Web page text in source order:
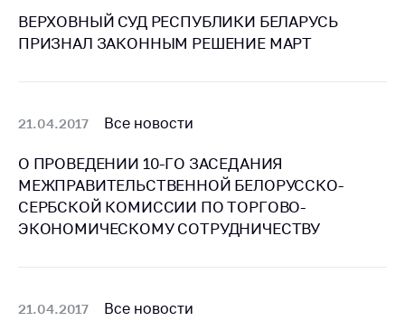
персональных
данных
Обратиться в МАРТ
Личный прием
граждан и юр. лиц
Прямaя телефоннaя
линия
обращения
ВЕРХОВНЫЙ СУД РЕСПУБЛИКИ БЕЛАРУСЬ
ПРИЗНАЛ ЗАКОННЫМ РЕШЕНИЕ МАРТ
21.04.2017 Все новости
О ПРОВЕДЕНИИ 10-ГО ЗАСЕДАНИЯ
МЕЖПРАВИТЕЛЬСТВЕННОЙ БЕЛОРУССКО-
СЕРБСКОЙ КОМИССИИ ПО ТОРГОВО-
ЭКОНОМИЧЕСКОМУ СОТРУДНИЧЕСТВУ
21.04.2017 Все новости